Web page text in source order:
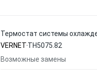
Термостат системы
VERNET TH5075.82
Возможные замены